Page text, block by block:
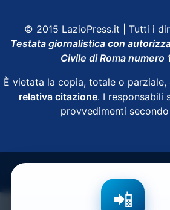
© 2015 LazioPress.it | Tutti i
Testata giornalistica con
Civile di Roma numero
È vietata la copia, totale o
relativa citazione. I responsabili
provvedimenti
📲Condividi